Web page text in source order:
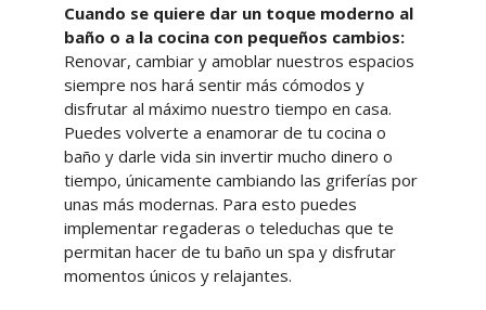
Cuando se quiere dar un toque moderno al
baño o a la cocina con pequeños cambios:
Renovar, cambiar y amoblar nuestros espacios
siempre nos hará sentir más cómodos y
disfrutar al máximo nuestro tiempo en casa.
Puedes volverte a enamorar de tu cocina o
baño y darle vida sin invertir mucho dinero o
tiempo, únicamente cambiando las griferías por
unas más modernas. Para esto puedes
implementar regaderas o teleduchas que te
permitan hacer de tu baño un spa y disfrutar
momentos únicos y relajantes.